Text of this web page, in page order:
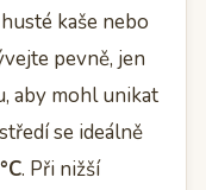
kaše nebo
pevně, jen
aby mohl unikat
se ideálně
. Při nižší